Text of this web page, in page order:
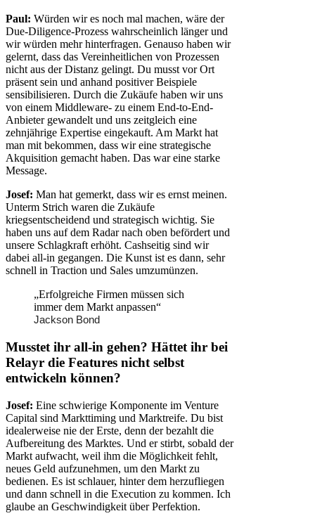
Paul: Würden wir es noch mal machen, wäre der
Due-Diligence-Prozess wahrscheinlich länger und
wir würden mehr hinterfragen. Genauso haben wir
gelernt, dass das Vereinheitlichen von Prozessen
nicht aus der Distanz gelingt. Du musst vor Ort
präsent sein und anhand positiver Beispiele
sensibilisieren. Durch die Zukäufe haben wir uns
von einem Middleware- zu einem End-to-End-
Anbieter gewandelt und uns zeitgleich eine
zehnjährige Expertise eingekauft. Am Markt hat
man mit bekommen, dass wir eine strategische
Akquisition gemacht haben. Das war eine starke
Message.
Josef: Man hat gemerkt, dass wir es ernst meinen.
Unterm Strich waren die Zukäufe
kriegsentscheidend und strategisch wichtig. Sie
haben uns auf dem Radar nach oben befördert und
unsere Schlagkraft erhöht. Cashseitig sind wir
dabei all-in gegangen. Die Kunst ist es dann, sehr
schnell in Traction und Sales umzumünzen.
„Erfolgreiche Firmen müssen sich
immer dem Markt anpassen“
Jackson Bond
Musstet ihr all-in gehen? Hättet ihr bei
Relayr die Features nicht selbst
entwickeln können?
Josef: Eine schwierige Komponente im Venture
Capital sind Markttiming und Marktreife. Du bist
idealerweise nie der Erste, denn der bezahlt die
Aufbereitung des Marktes. Und er stirbt, sobald der
Markt aufwacht, weil ihm die Möglichkeit fehlt,
neues Geld aufzunehmen, um den Markt zu
bedienen. Es ist schlauer, hinter dem herzufliegen
und dann schnell in die Execution zu kommen. Ich
glaube an Geschwindigkeit über Perfektion.